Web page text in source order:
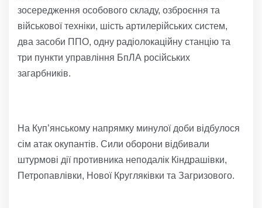
зосередження особового складу, озброєння та
військової техніки, шість артилерійських систем,
два засоби ППО, одну радіолокаційну станцію та
три пункти управління БпЛА російських
загарбників.
На Куп’янському напрямку минулої доби відбулося
сім атак окупантів. Сили оборони відбивали
штурмові дії противника неподалік Кіндрашівки,
Петропавлівки, Нової Кругляківки та Загризового.